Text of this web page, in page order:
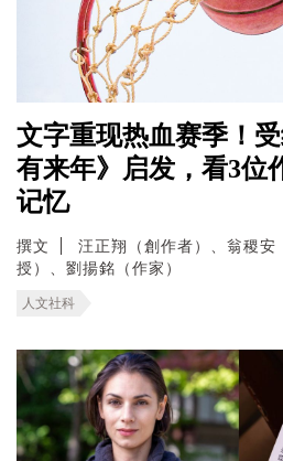
文字重现热血赛季！
有来年》启发，看3位
记忆
撰文
汪正翔（創作者）、翁稷安
授）、劉揚銘（作家）
人文社科